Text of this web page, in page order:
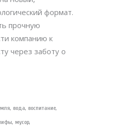
формат.
прочную
компанию к
через заботу о
вода воспитание
мусор